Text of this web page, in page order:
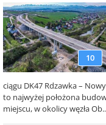
10
ciągu DK47 Rdzawka –
to najwyżej położona
miejscu, w okolicy węzła